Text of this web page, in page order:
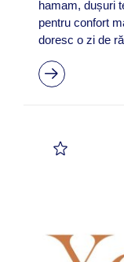
hamam, dușuri
pentru confort
doresc o zi de